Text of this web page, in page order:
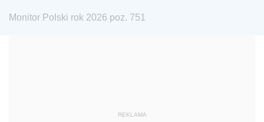
1968
Monitor Polski rok 2026 poz. 751
REKLAMA